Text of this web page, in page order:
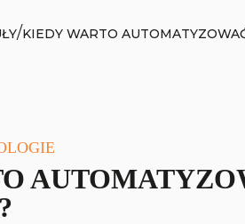
/KIEDY WARTO